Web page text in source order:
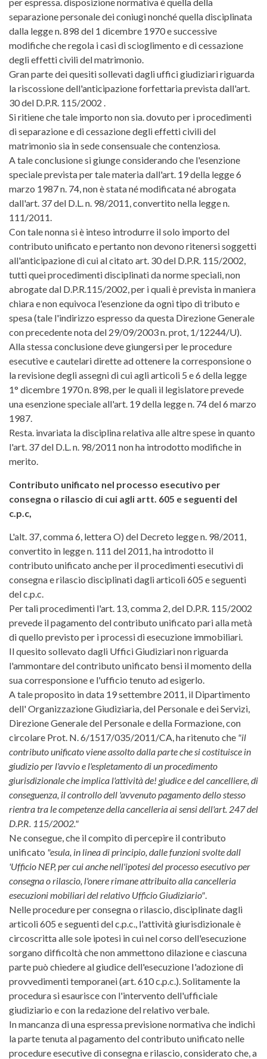
separazione personale dei coniugi nonché quella disciplinata
dalla legge n. 898 del 1 dicembre 1970 e successive
modifiche che regola i casi di scioglimento e di cessazione
degli effetti civili del matrimonio.
Gran parte dei quesiti sollevati dagli uffici giudiziari riguarda
la riscossione dell'anticipazione forfettaria prevista dall'art.
30 del D.P.R. 115/2002 .
Si ritiene che tale importo non sia. dovuto per i procedimenti
di separazione e di cessazione degli effetti civili del
matrimonio sia in sede consensuale che contenziosa.
A tale conclusione si giunge considerando che l'esenzione
speciale prevista per tale materia dall'art. 19 della legge 6
marzo 1987 n. 74, non è stata né modificata né abrogata
dall'art. 37 del D.L. n. 98/2011, convertito nella legge n.
111/2011.
Con tale nonna si è inteso introdurre il solo importo del
contributo unificato e pertanto non devono ritenersi soggetti
all'anticipazione di cui al citato art. 30 del D.P.R. 115/2002,
tutti quei procedimenti disciplinati da norme speciali, non
abrogate dal D.P.R.115/2002, per i quali è prevista in maniera
chiara e non equivoca l'esenzione da ogni tipo di tributo e
spesa (tale l'indirizzo espresso da questa Direzione Generale
con precedente nota del 29/09/2003 n. prot, 1/12244/U).
Alla stessa conclusione deve giungersi per le procedure
esecutive e cautelari dirette ad ottenere la corresponsione o
la revisione degli assegni di cui agli articoli 5 e 6 della legge
1° dicembre 1970 n. 898, per le quali il legislatore prevede
una esenzione speciale all'art. 19 della legge n. 74 del 6 marzo
1987.
Resta. invariata la disciplina relativa alle altre spese in quanto
l'art. 37 del D.L. n. 98/2011 non ha introdotto modifiche in
merito.
Contributo unificato nel processo esecutivo per
consegna o rilascio di cui agli artt. 605 e seguenti del
c.p.c,
L'alt. 37, comma 6, lettera O) del Decreto legge n. 98/2011,
convertito in legge n. 111 del 2011, ha introdotto il
contributo unificato anche per il procedimenti esecutivi di
consegna e rilascio disciplinati dagli articoli 605 e seguenti
del c.p.c.
Per tali procedimenti l'art. 13, comma 2, del D.P.R. 115/2002
prevede il pagamento del contributo unificato pari alla metà
di quello previsto per i processi di esecuzione immobiliari.
Il quesito sollevato dagli Uffici Giudiziari non riguarda
l'ammontare del contributo unificato bensi il momento della
sua corresponsione e l'ufficio tenuto ad esigerlo.
A tale proposito in data 19 settembre 2011, il Dipartimento
dell' Organizzazione Giudiziaria, del Personale e dei Servizi,
Direzione Generale del Personale e della Formazione, con
circolare Prot. N. 6/1517/035/2011/CA, ha ritenuto che "il
contributo unificato viene assolto dalla parte che si costituisce in
giudizio per l'avvio e l'espletamento di un procedimento
giurisdizionale che implica l'attività de! giudice e del cancelliere, di
conseguenza, il controllo dell 'avvenuto pagamento dello stesso
rientra tra le competenze della cancelleria ai sensi dell'art. 247 del
D.P.R. 115/2002."
Ne consegue, che il compito di percepire il contributo
unificato "esula, in linea di principio, dalle funzioni svolte dall
'Ufficio NEP, per cui anche nell'ipotesi del processo esecutivo per
consegna o rilascio, l'onere rimane attribuito alla cancelleria
esecuzioni mobiliari del relativo Ufficio Giudiziario".
Nelle procedure per consegna o rilascio, disciplinate dagli
articoli 605 e seguenti del c.p.c., l'attività giurisdizionale è
circoscritta alle sole ipotesi in cui nel corso dell'esecuzione
sorgano difficoltà che non ammettono dilazione e ciascuna
parte può chiedere al giudice dell'esecuzione I'adozione di
provvedimenti temporanei (art. 610 c.p.c.). Solitamente la
procedura si esaurisce con l'intervento dell'ufficiale
giudiziario e con la redazione del relativo verbale.
In mancanza di una espressa previsione normativa che indichi
la parte tenuta al pagamento del contributo unificato nelle
procedure esecutive di consegna e rilascio, considerato che, a